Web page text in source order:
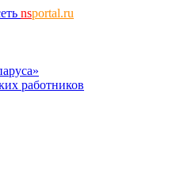
nsportal.ru
работников